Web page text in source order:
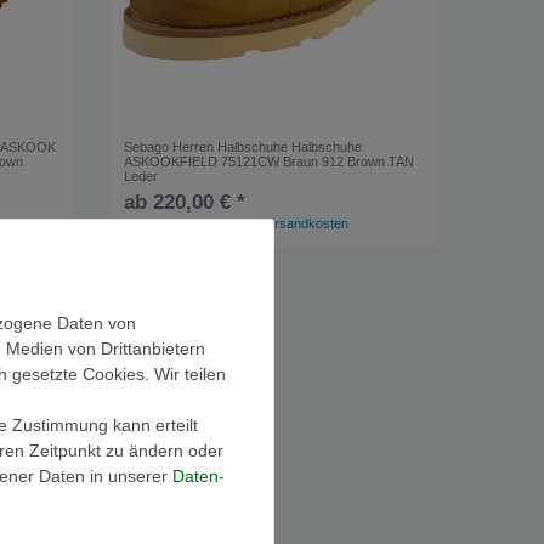
Sebago Herren Halbschuhe Halbschuhe
ASKOOKFIELD 75121CW Braun 912 Brown TAN
Leder
ab 220,00 € *
*inkl. ges. MwSt.zzgl.Versandkosten
Daten von
von Drittanbietern
gesetzte Cookies. Wir teilen
Zustimmung kann erteilt
Zeitpunkt zu ändern oder
Daten in unserer Daten­